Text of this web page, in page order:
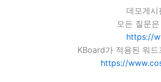
데모게
모든 질문
https://
KBoard가 적용된 워
https://